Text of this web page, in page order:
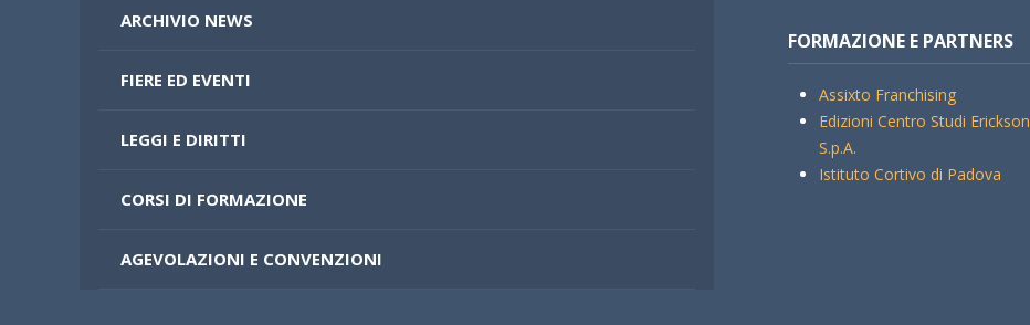
ARCHIVIO NEWS
FIERE ED EVENTI
LEGGI E DIRITTI
CORSI DI FORMAZIONE
AGEVOLAZIONI E CONVENZIONI
FORMAZIONE E PARTNERS
Assixto Franchising
Edizioni Centro Studi Erickson
S.p.A.
Istituto Cortivo di Padova